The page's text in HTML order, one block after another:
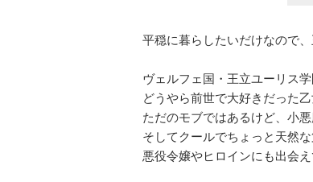
平穏に暮らしたいだけなので
ヴェルフェ国・王立ユーリス
どうやら前世で大好きだった
ただのモブではあるけど、小
そしてクールでちょっと天然
悪役令嬢やヒロインにも出会